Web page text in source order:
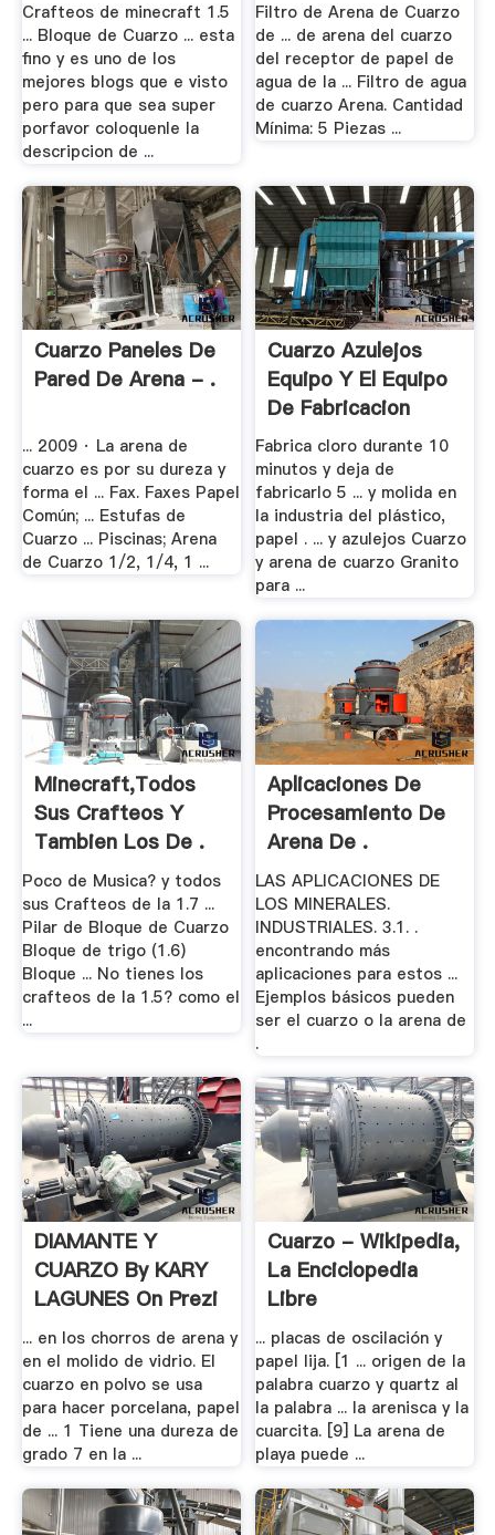
Crafteos de minecraft 1.5
... Bloque de Cuarzo ... esta
fino y es uno de los
mejores blogs que e visto
pero para que sea super
porfavor coloquenle la
descripcion de ...
Filtro de Arena de Cuarzo
de ... de arena del cuarzo
del receptor de papel de
agua de la ... Filtro de agua
de cuarzo Arena. Cantidad
Mínima: 5 Piezas ...
Cuarzo Paneles De
Pared De Arena - .
... 2009 · La arena de
cuarzo es por su dureza y
forma el ... Fax. Faxes Papel
Común; ... Estufas de
Cuarzo ... Piscinas; Arena
de Cuarzo 1/2, 1/4, 1 ...
Cuarzo Azulejos
Equipo Y El Equipo
De Fabricacion
Fabrica cloro durante 10
minutos y deja de
fabricarlo 5 ... y molida en
la industria del plástico,
papel . ... y azulejos Cuarzo
y arena de cuarzo Granito
para ...
Minecraft,todos
Sus Crafteos Y
Tambien Los De .
Poco de Musica? y todos
sus Crafteos de la 1.7 ...
Pilar de Bloque de Cuarzo
Bloque de trigo (1.6)
Bloque ... No tienes los
crafteos de la 1.5? como el
...
Aplicaciones De
Procesamiento De
Arena De .
LAS APLICACIONES DE
LOS MINERALES.
INDUSTRIALES. 3.1. .
encontrando más
aplicaciones para estos ...
Ejemplos básicos pueden
ser el cuarzo o la arena de
.
DIAMANTE Y
CUARZO By KARY
LAGUNES On Prezi
... en los chorros de arena y
en el molido de vidrio. El
cuarzo en polvo se usa
para hacer porcelana, papel
de ... 1 Tiene una dureza de
grado 7 en la ...
Cuarzo - Wikipedia,
La Enciclopedia
Libre
... placas de oscilación y
papel lija. [1 ... origen de la
palabra cuarzo y quartz al
la palabra ... la arenisca y la
cuarcita. [9] La arena de
playa puede ...